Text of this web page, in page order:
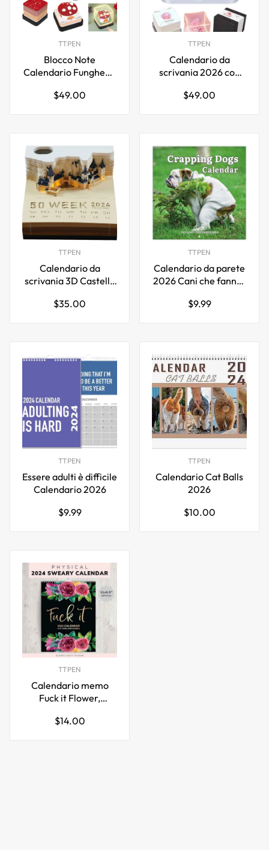
TTPEN
Blocco Note
Calendario Funghetto
Luci LED
Prezzo
$49.00
TTPEN
Calendario da
scrivania 2026 con
sull'albero di ciliegio
Prezzo
$49.00
TTPEN
Calendario da
scrivania 3D Castello
luci LED
Prezzo
$35.00
TTPEN
Calendario da parete
2026 Cani che fanno i
Prezzo
$9.99
TTPEN
Essere adulti è difficile
Calendario 2026
Prezzo
$9.99
TTPEN
Calendario Cat Balls
2026
Prezzo
$10.00
TTPEN
Calendario memo
Fuck it Flower,
2026 per donne
Prezzo
$14.00